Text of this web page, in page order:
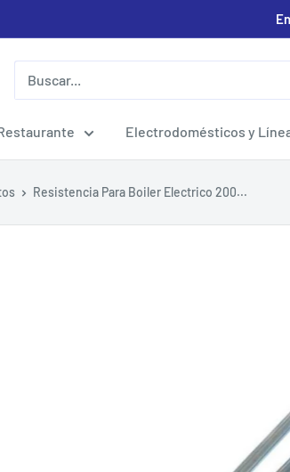
Electrodomésticos y
Resistencia Para Boiler Electrico 200...